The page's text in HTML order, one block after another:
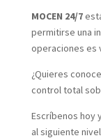
MOCEN 24/7
permitirse una
operaciones es
¿Quieres
control total
Escríbenos hoy
al siguiente